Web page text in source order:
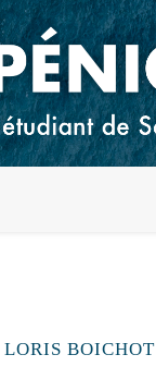
LORIS BOICHOT